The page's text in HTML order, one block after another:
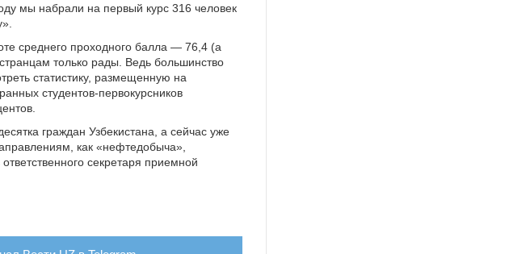
мы набрали на первый курс 316 человек
среднего проходного балла — 76,4 (а
только рады. Ведь большинство
статистику, размещенную на
студентов-первокурсников
граждан Узбекистана, а сейчас уже
как «нефтедобыча»,
секретаря приемной